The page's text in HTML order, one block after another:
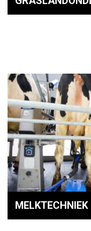
MELKTECHNIEK